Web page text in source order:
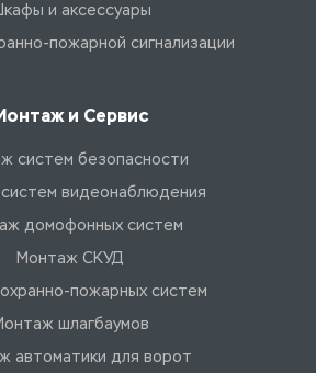
и аксессуары
пожарной сигнализации
и Сервис
систем безопасности
видеонаблюдения
домофонных систем
Монтаж СКУД
пожарных систем
шлагбаумов
автоматики для ворот